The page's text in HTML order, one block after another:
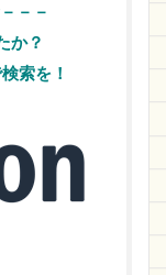
－－
か？
索を！